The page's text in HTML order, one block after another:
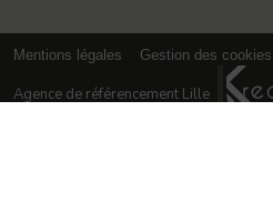
Mentions légales Gestion des cookies
Agence de référencement Lille